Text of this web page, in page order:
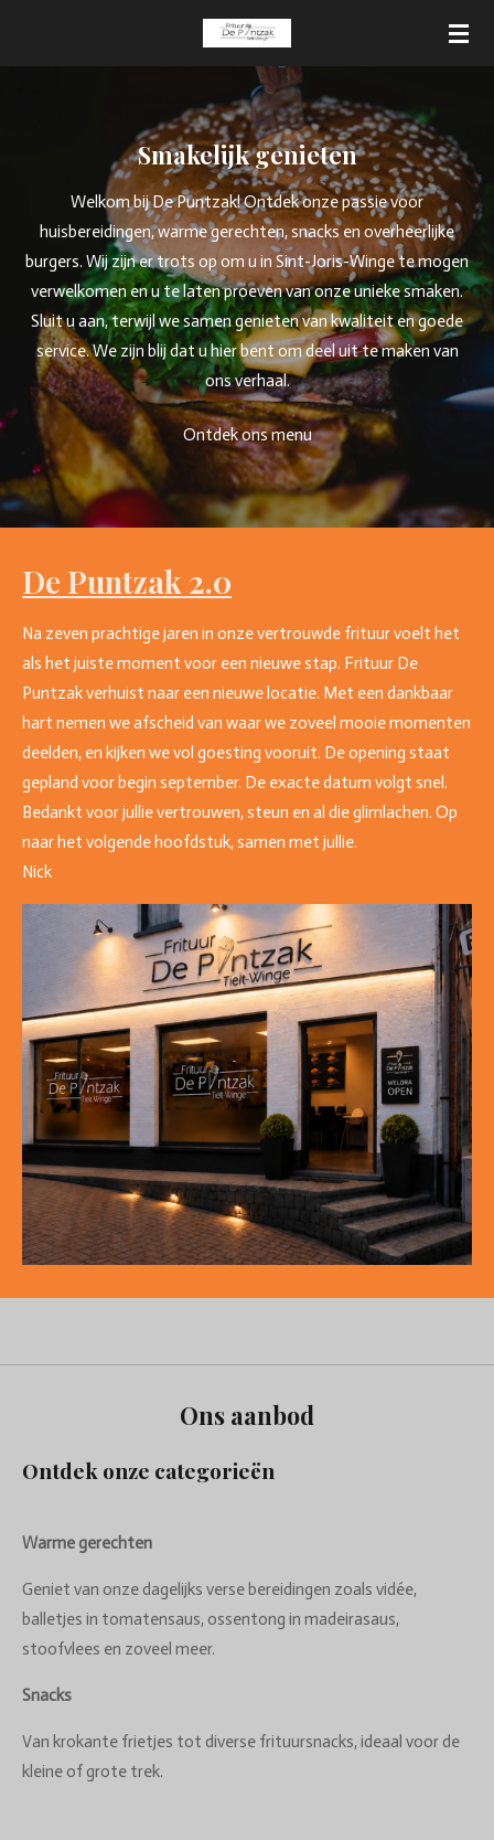
Smakelijk genieten
Welkom bij De Puntzak! Ontdek onze passie voor
huisbereidingen, warme gerechten, snacks en overheerlijke
burgers. Wij zijn er trots op om u in Sint-Joris-Winge te mogen
verwelkomen en u te laten proeven van onze unieke smaken.
Sluit u aan, terwijl we samen genieten van kwaliteit en goede
service. We zijn blij dat u hier bent om deel uit te maken van
ons verhaal.
Ontdek ons menu
De Puntzak 2.0
Na zeven prachtige jaren in onze vertrouwde frituur voelt het
als het juiste moment voor een nieuwe stap. Frituur De
Puntzak verhuist naar een nieuwe locatie. Met een dankbaar
hart nemen we afscheid van waar we zoveel mooie momenten
deelden, en kijken we vol goesting vooruit. De opening staat
gepland voor begin september. De exacte datum volgt snel.
Bedankt voor jullie vertrouwen, steun en al die glimlachen. Op
naar het volgende hoofdstuk, samen met jullie.
Nick
Ons aanbod
Ontdek onze categorieën
Warme gerechten
Geniet van onze dagelijks verse bereidingen zoals vidée,
balletjes in tomatensaus, ossentong in madeirasaus,
stoofvlees en zoveel meer.
Snacks
Van krokante frietjes tot diverse frituursnacks, ideaal voor de
kleine of grote trek.